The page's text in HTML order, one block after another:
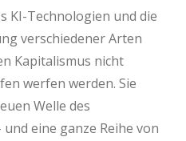
KI-Technologien und die
verschiedener Arten
Kapitalismus nicht
werfen werden. Sie
Welle des
eine ganze Reihe von